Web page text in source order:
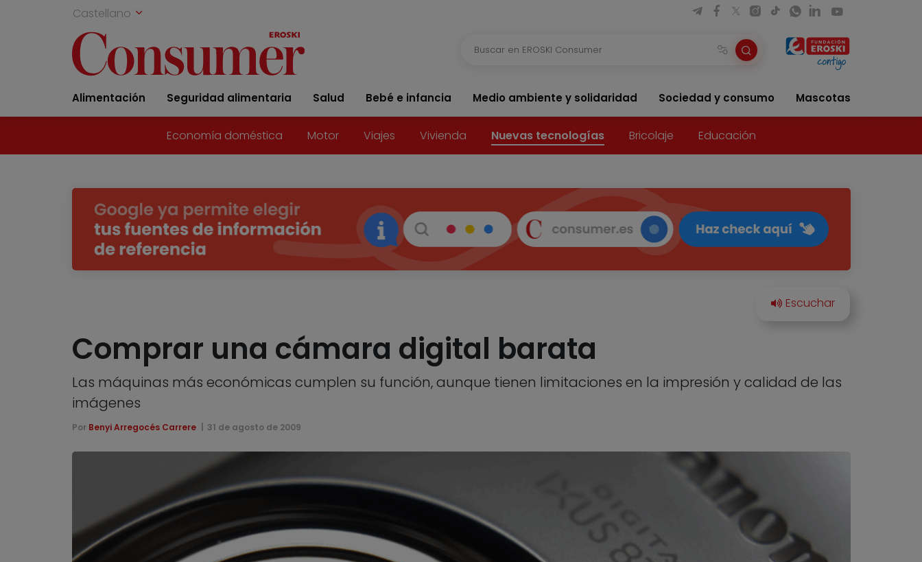
Castellano
Alimentación Seguridad alimentaria Salud Bebé e infancia Medio ambiente y solidaridad Sociedad y consumo Mascotas
Economía doméstica Motor Viajes Vivienda Nuevas tecnologías Bricolaje Educación
Comprar una cámara digital barata
Las máquinas más económicas cumplen su función, aunque tienen limitaciones en la impresión y calidad de las
imágenes
Por Benyi Arregocés Carrere 31 de agosto de 2009